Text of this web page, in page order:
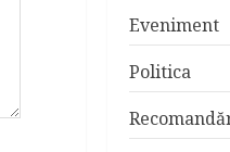
Eveniment
Politica